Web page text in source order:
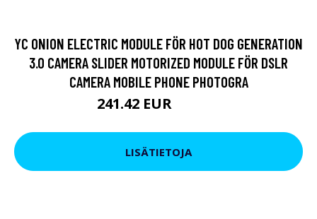
YC ONION ELECTRIC MODULE FÖR HOT DOG GENERATION
3.0 CAMERA SLIDER MOTORIZED MODULE FÖR DSLR
CAMERA MOBILE PHONE PHOTOGRA
241.42 EUR
LISÄTIETOJA